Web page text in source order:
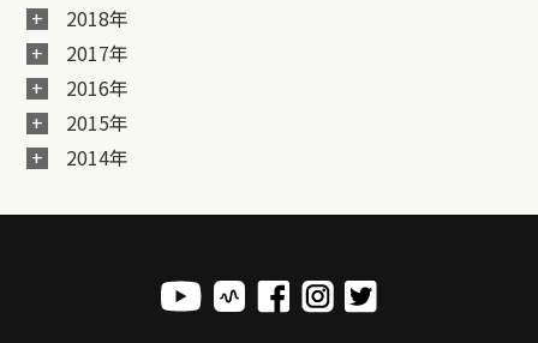
2018年
2017年
2016年
2015年
2014年